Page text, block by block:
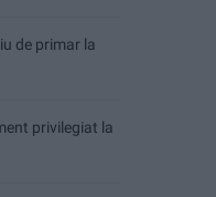
de primar la
privilegiat la